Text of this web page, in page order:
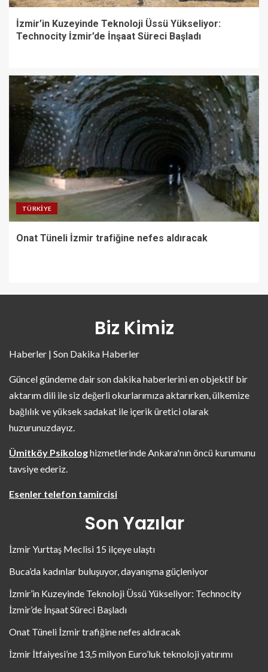
İzmir’in Kuzeyinde Teknoloji Üssü Yükseliyor:
Technocity İzmir’de İnşaat Süreci Başladı
TÜRKIYE
Onat Tüneli İzmir trafiğine nefes aldıracak
Biz Kimiz
Haberler | Son Dakika Haberler
Güncel gündeme dair son dakika haberlerini en objektif bir
aktarım dili ile siz değerli okurlarımıza aktarırken, ülkemize
bağlılık ve yüksek sadakat ile içerik üretici olarak
huzurunuzdayız.
Ümitköy Psikologhizmetlerinde Ankara'nın öncü kurumunu
tavsiye ederiz.
Esenler telefon tamircisi
Son Yazılar
İzmir Yurttaş Meclisi 15 ilçeye ulaştı
Buca’da kadınlar buluşuyor, dayanışma güçleniyor
İzmir’in Kuzeyinde Teknoloji Üssü Yükseliyor: Technocity
İzmir’de İnşaat Süreci Başladı
Onat Tüneli İzmir trafiğine nefes aldıracak
İzmir İtfaiyesi’ne 13,5 milyon Euro’luk teknoloji yatırımı